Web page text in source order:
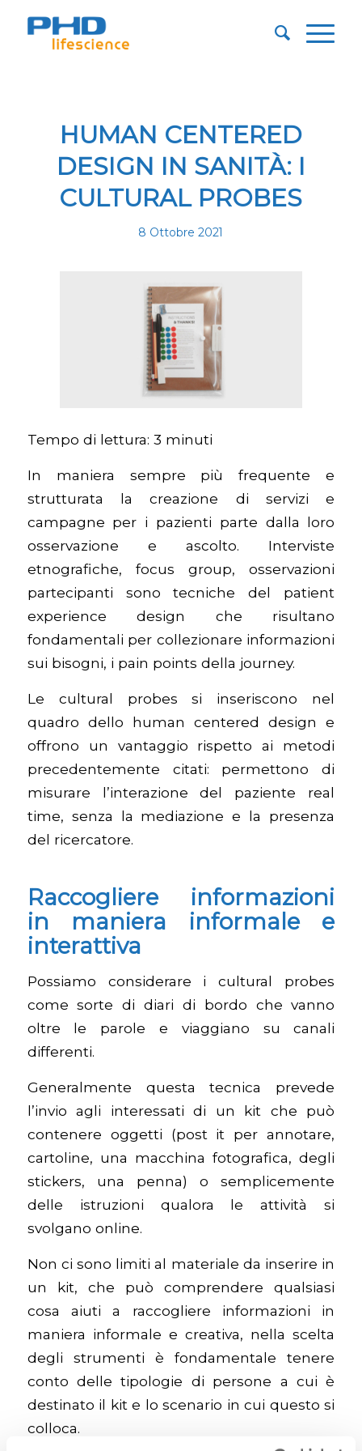
HUMAN CENTERED
DESIGN IN SANITÀ: I
CULTURAL PROBES
8 Ottobre 2021
Tempo di lettura: 3 minuti
In maniera sempre più frequente e
strutturata la creazione di servizi e
campagne per i pazienti parte dalla loro
osservazione e ascolto. Interviste
etnografiche, focus group, osservazioni
partecipanti sono tecniche del patient
experience design che risultano
fondamentali per collezionare informazioni
sui bisogni, i pain points della journey.
Le cultural probes si inseriscono nel
quadro dello human centered design e
offrono un vantaggio rispetto ai metodi
precedentemente citati: permettono di
misurare l’interazione del paziente real
time, senza la mediazione e la presenza
del ricercatore.
Raccogliere informazioni
in maniera informale e
interattiva
Possiamo considerare i cultural probes
come sorte di diari di bordo che vanno
oltre le parole e viaggiano su canali
differenti.
Generalmente questa tecnica prevede
l’invio agli interessati di un kit che può
contenere oggetti (post it per annotare,
cartoline, una macchina fotografica, degli
stickers, una penna) o semplicemente
delle istruzioni qualora le attività si
svolgano online.
Non ci sono limiti al materiale da inserire in
un kit, che può comprendere qualsiasi
cosa aiuti a raccogliere informazioni in
maniera informale e creativa, nella scelta
degli strumenti è fondamentale tenere
conto delle tipologie di persone a cui è
destinato il kit e lo scenario in cui questo si
colloca.